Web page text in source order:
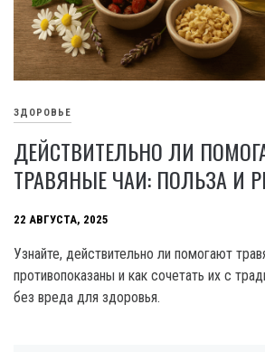
ЗДОРОВЬЕ
ДЕЙСТВИТЕЛЬНО ЛИ
ТРАВЯНЫЕ ЧАИ: ПОЛЬЗА И
22 АВГУСТА, 2025
Узнайте, действительно ли помогают
противопоказаны и как сочетать их с
без вреда для здоровья.